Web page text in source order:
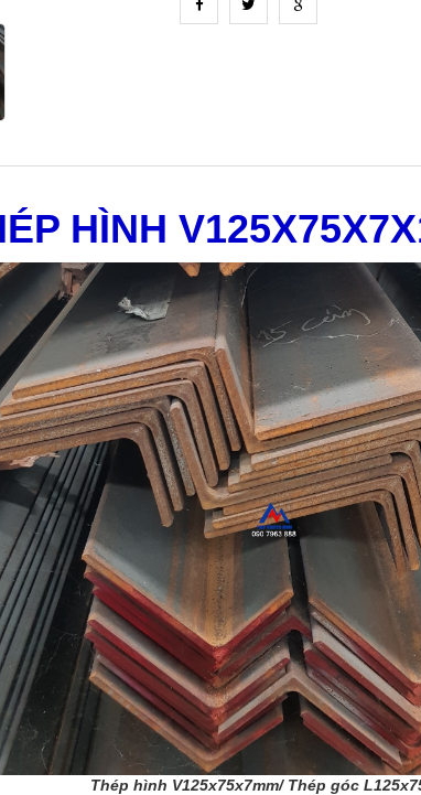
HÌNH
Thép hình V125x75x7mm/ Thép góc